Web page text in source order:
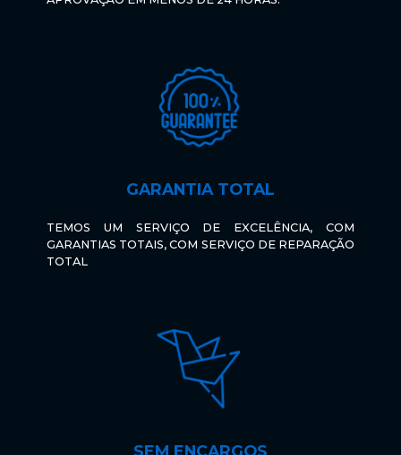
GARANTIA TOTAL
TEMOS UM SERVIÇO DE EXCELÊNCIA, COM
GARANTIAS TOTAIS, COM SERVIÇO DE REPARAÇÃO
TOTAL
SEM ENCARGOS